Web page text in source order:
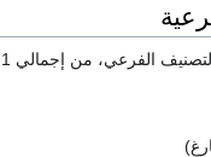
الفرعي، من إجمالي 1.